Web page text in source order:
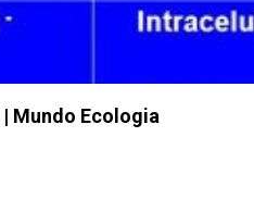
Mundo Ecologia